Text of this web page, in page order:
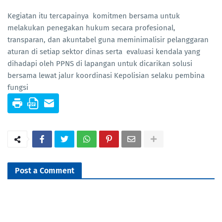
Kegiatan itu tercapainya komitmen bersama untuk
melakukan penegakan hukum secara profesional,
transparan, dan akuntabel guna meminimalisir pelanggaran
aturan di setiap sektor dinas serta evaluasi kendala yang
dihadapi oleh PPNS di lapangan untuk dicarikan solusi
bersama lewat jalur koordinasi Kepolisian selaku pembina
fungsi
Post a Comment